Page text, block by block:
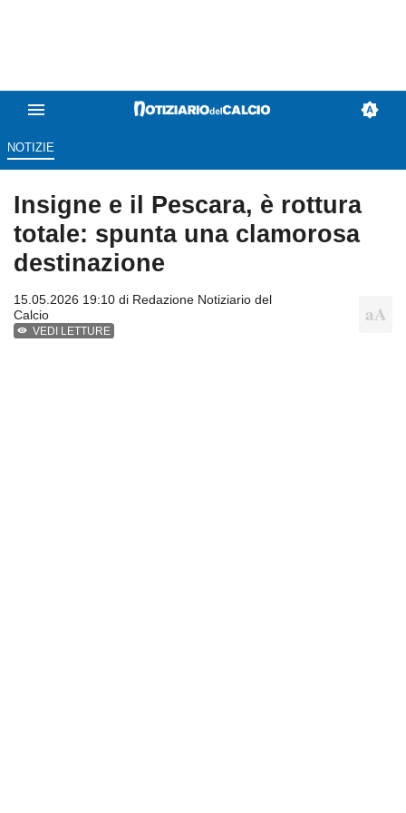
NOTIZIE
Insigne e il Pescara, è rottura
totale: spunta una clamorosa
destinazione
15.05.2026 19:10 di Redazione Notiziario del
Calcio
VEDI LETTURE